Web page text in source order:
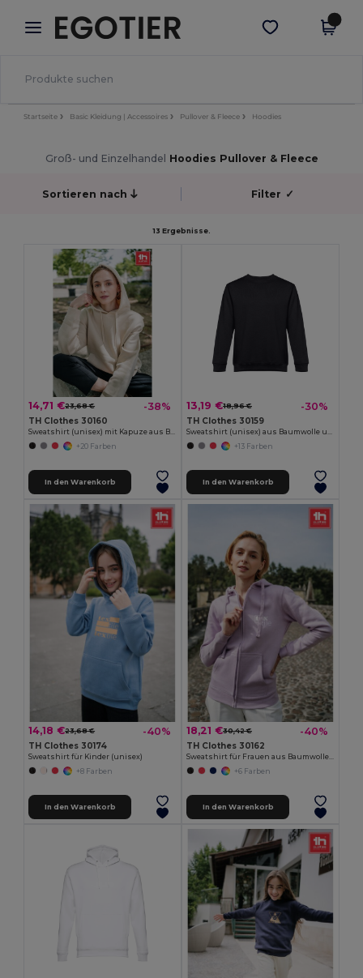
× Egotier App
Bessere Preise in der App!
App holen
Startseite Basic Kleidung | Accessoires Pullover & Fleece Hoodies
Groß- und Einzelhandel Hoodies Pullover & Fleece
Sortieren nach Filter ✓
13 Ergebnisse.
14,71 €23,68 € -38%
TH Clothes 30160
Sweatshirt (unisex) mit Kapuze aus Baumwolle und Polyester
+20 Farben
In den Warenkorb
13,19 €18,96 € -30%
TH Clothes 30159
Sweatshirt (unisex) aus Baumwolle und Polyester
+13 Farben
In den Warenkorb
14,18 €23,68 € -40%
TH Clothes 30174
Sweatshirt für Kinder (unisex)
+8 Farben
In den Warenkorb
18,21 €30,42 € -40%
TH Clothes 30162
Sweatshirt für Frauen aus Baumwolle und Polyester
+6 Farben
In den Warenkorb